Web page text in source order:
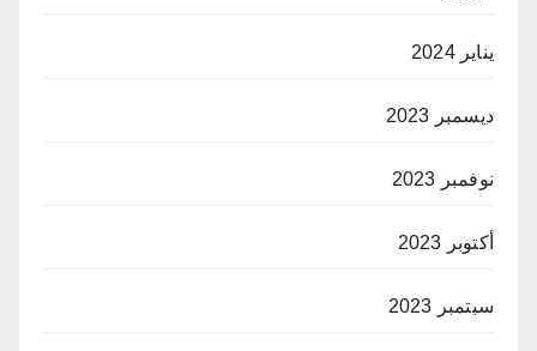
يناير 2024
ديسمبر 2023
نوفمبر 2023
أكتوبر 2023
سبتمبر 2023